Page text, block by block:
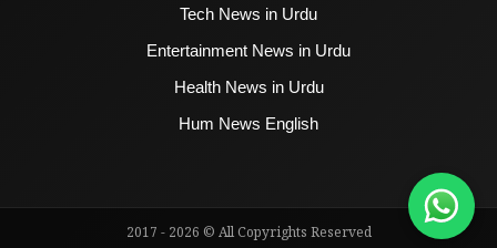
Tech News in Urdu
Entertainment News in Urdu
Health News in Urdu
Hum News English
2017 - 2026 © All Copyrights Reserved